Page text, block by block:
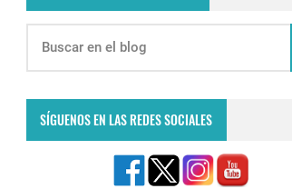
SÍGUENOS EN LAS REDES SOCIALES